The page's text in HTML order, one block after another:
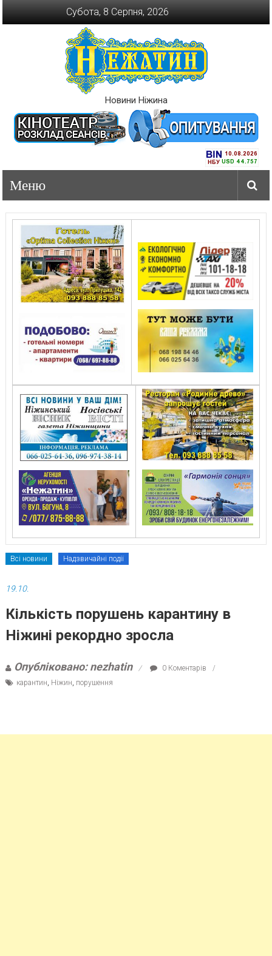
Субота, 8 Серпня, 2026
Новини Ніжина
Всі новини Надзвичайні події
19.10.
Кількість порушень карантину в
Ніжині рекордно зросла
Опубліковано: nezhatin
0 Коментарів
карантин, Ніжин, порушення